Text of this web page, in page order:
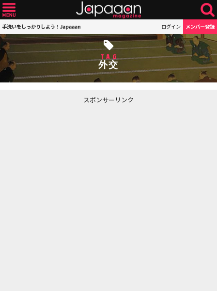
手洗いをしっかりしよう！Japaaan ログイン メンバー登録
TAG
外交
スポンサーリンク